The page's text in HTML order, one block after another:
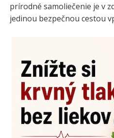
prírodné samoliečenie je v
jedinou bezpečnou cestou